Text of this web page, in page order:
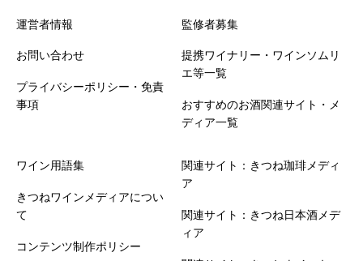
運営者情報
お問い合わせ
プライバシーポリシー・免責
事項
監修者募集
提携ワイナリー・ワインソムリ
エ等一覧
おすすめのお酒関連サイト・メ
ディア一覧
ワイン用語集
きつねワインメディアについ
て
コンテンツ制作ポリシー
関連サイト：きつね珈琲メディ
ア
関連サイト：きつね日本酒メデ
ィア